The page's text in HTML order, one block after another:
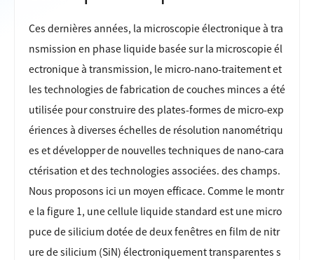
Ces dernières années, la microscopie électronique à tra
nsmission en phase liquide basée sur la microscopie él
ectronique à transmission, le micro-nano-traitement et
les technologies de fabrication de couches minces a été
utilisée pour construire des plates-formes de micro-exp
ériences à diverses échelles de résolution nanométriqu
es et développer de nouvelles techniques de nano-cara
ctérisation et des technologies associées. des champs.
Nous proposons ici un moyen efficace. Comme le montr
e la figure 1, une cellule liquide standard est une micro
puce de silicium dotée de deux fenêtres en film de nitr
ure de silicium (SiN) électroniquement transparentes s